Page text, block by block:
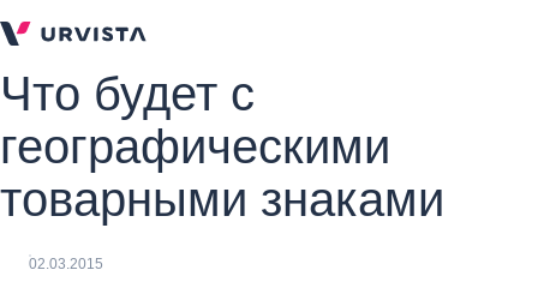
Что будет с
географическими
товарными знаками
02.03.2015